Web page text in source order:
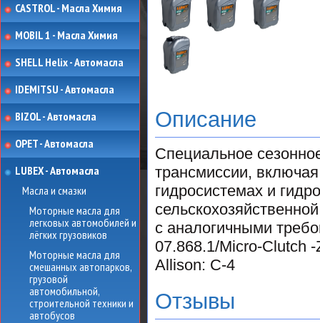
CASTROL - Масла Химия
MOBIL 1 - Масла Химия
SHELL Helix - Автомасла
IDEMITSU - Автомасла
BIZOL - Автомасла
OPET - Автомасла
LUBEX - Автомасла
Масла и смазки
Моторные масла для
легковых автомобилей и
лёгких грузовиков
Моторные масла для
смешанных автопарков,
грузовой
автомобильной,
строительной техники и
автобусов
Описание
Специальное
трансмиссии,
гидросистемах и
с аналогичными
07.868.1/Micro-Clutch
Allison: C-4
Отзывы